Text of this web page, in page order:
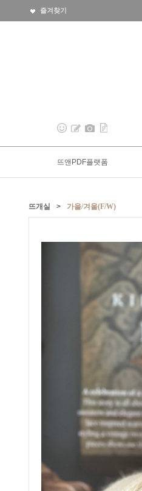
즐겨찾기
뜨앤PDF플랫폼
뜨개실 > 가을/겨울(F/W)